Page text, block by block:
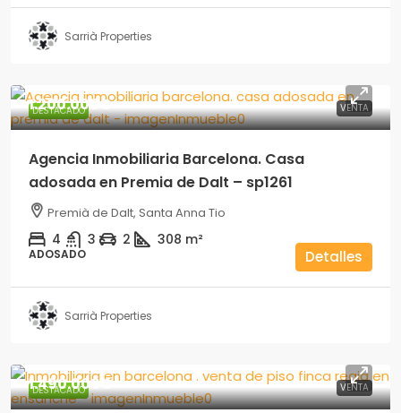
Sarrià Properties
DESTACADO VENTA
1.200.000€
Agencia Inmobiliaria Barcelona. Casa
adosada en Premia de Dalt – sp1261
Premià de Dalt, Santa Anna Tio
4 3 2 308 m²
ADOSADO Detalles
Sarrià Properties
DESTACADO VENTA
1.490.000€